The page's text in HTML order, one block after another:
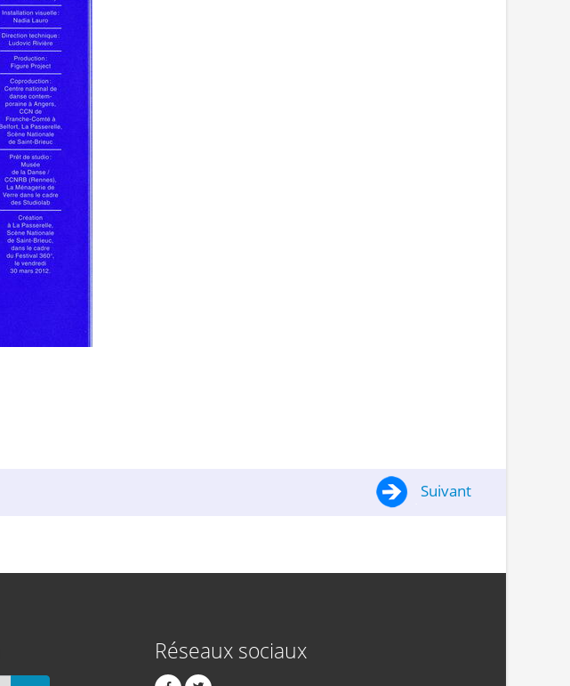
Suivant
Réseaux sociaux